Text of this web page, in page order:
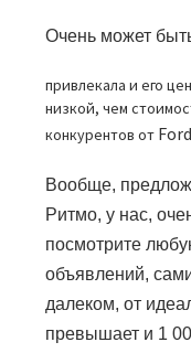
Очень может
привлекала и его
низкой, чем
конкурентов от
Вообще,
Ритмо, у нас,
посмотрите
объявлений,
далеком, от
превышает и 1